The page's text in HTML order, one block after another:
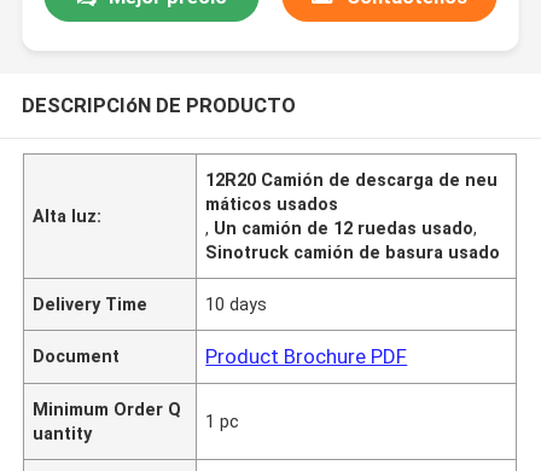
DESCRIPCIóN DE PRODUCTO
Alta luz:
12R20 Camión de descarga de neu
máticos usados
, Un camión de 12 ruedas usado,
Sinotruck camión de basura usado
Delivery Time 10 days
Document Product Brochure PDF
Minimum Order Q
uantity
1 pc